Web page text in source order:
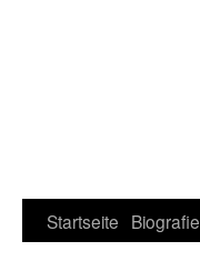
Zum
Startseite Biografie